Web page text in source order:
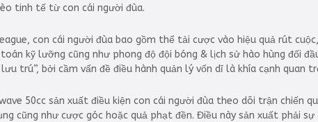
tinh tế từ con cái người đùa.
con cái người đùa bao gồm thể tải cược vào hiệu quả rút
kỹ lưỡng cũng như phong độ đội bóng & lịch sử hào hùng đối
trú”, bởi cầm vấn đề điều hành quản lý vốn dĩ là khía cạnh quan
50cc sản xuất điều kiện con cái người đùa theo dõi trận chiến
cũng như cược góc hoặc quả phạt đền. Điều này sản xuất phải